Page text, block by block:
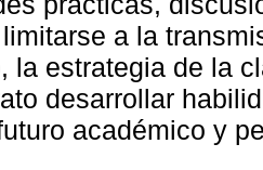
a la
la estrategia de la
desarrollar
académico y